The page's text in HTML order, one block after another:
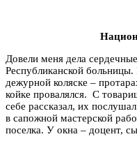
Довели меня дела
Республиканской
дежурной коляске –
койке провалялся. С
себе рассказал, их
в сапожной мастерской
поселка. У окна – доцент,